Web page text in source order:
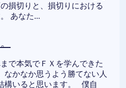
損切りと、損切りにおける
あなた...
で本気でＦＸを学んできた
なかなか思うよう勝てない人
構いると思います。 僕自